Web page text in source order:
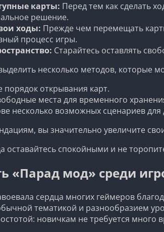
карты: Перед тем как сделать
решение.
ходы: Прежде чем перемещать
процесс игры.
Старайтесь оставлять
несколько методов, которые
порядок открывания карт.
места для временного
несколько возможных сценариев
вы значительно увеличите
оставайтесь спокойными и не
«Парад мод» среди
сердца многих геймеров
тематикой и разнообразием
новичкам не требуется